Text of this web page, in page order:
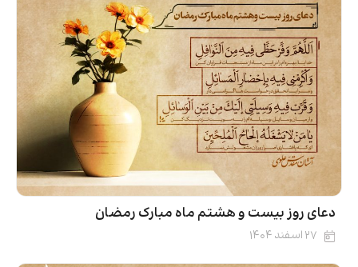
دعای روز بیست‌ و هشتم ماه مبارک رمضان
۲۷ اسفند ۱۴۰۴